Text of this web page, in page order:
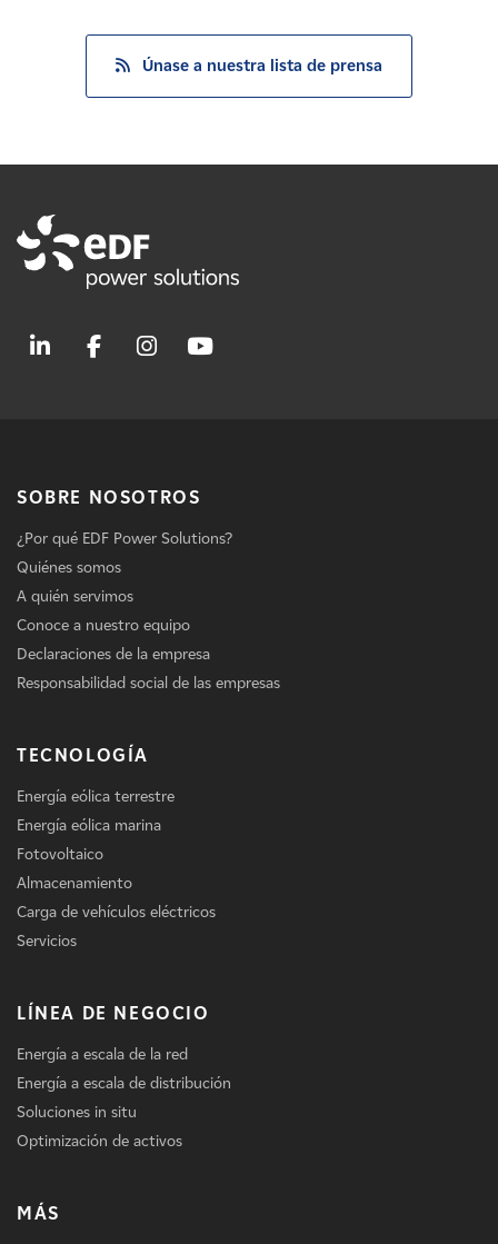
Únase a nuestra lista de prensa
SOBRE NOSOTROS
¿Por qué EDF Power Solutions?
Quiénes somos
A quién servimos
Conoce a nuestro equipo
Declaraciones de la empresa
Responsabilidad social de las empresas
TECNOLOGÍA
Energía eólica terrestre
Energía eólica marina
Fotovoltaico
Almacenamiento
Carga de vehículos eléctricos
Servicios
LÍNEA DE NEGOCIO
Energía a escala de la red
Energía a escala de distribución
Soluciones in situ
Optimización de activos
MÁS